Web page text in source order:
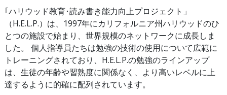
｢ハリウッド教育･読み書き能力向上プロジェクト」
（H.E.L.P.）は、1997年にカリフォルニア州ハリウッドのひ
とつの施設で始まり、世界規模のネットワークに成長しま
した。 個人指導員たちは勉強の技術の使用について広範に
トレーニングされており、H.E.L.P.の勉強のラインアップ
は、生徒の年齢や習熟度に関係なく、より高いレベルに上
達するように的確に配列されています。